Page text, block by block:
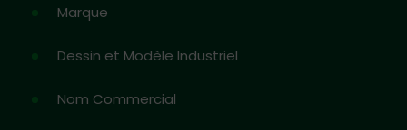
Marque
Dessin et Modèle Industriel
Nom Commercial